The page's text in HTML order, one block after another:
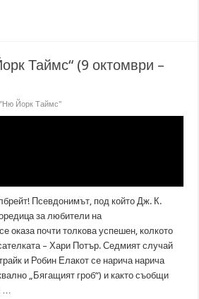
Таймс“ (9 октомври –
Йорк Таймс"
Псевдонимът, под който Дж. К.
за любители на
оказа почти толкова успешен, колкото
– Хари Потър. Седмият случай
и Робин Елакот се нарича нарича
„Бягащият гроб“) и както съобщи
…